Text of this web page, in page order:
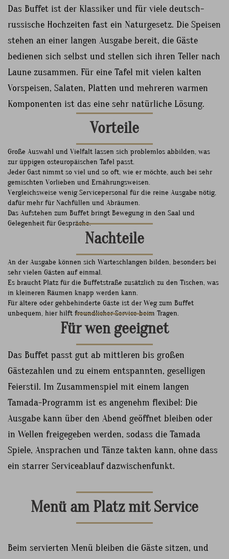
Das Buffet ist der Klassiker und für viele deutsch-
russische Hochzeiten fast ein Naturgesetz. Die Speisen
stehen an einer langen Ausgabe bereit, die Gäste
bedienen sich selbst und stellen sich ihren Teller nach
Laune zusammen. Für eine Tafel mit vielen kalten
Vorspeisen, Salaten, Platten und mehreren warmen
Komponenten ist das eine sehr natürliche Lösung.
Vorteile
Große Auswahl und Vielfalt lassen sich problemlos abbilden, was
zur üppigen osteuropäischen Tafel passt.
Jeder Gast nimmt so viel und so oft, wie er möchte, auch bei sehr
gemischten Vorlieben und Ernährungsweisen.
Vergleichsweise wenig Servicepersonal für die reine Ausgabe nötig,
dafür mehr für Nachfüllen und Abräumen.
Das Aufstehen zum Buffet bringt Bewegung in den Saal und
Gelegenheit für Gespräche.
Nachteile
An der Ausgabe können sich Warteschlangen bilden, besonders bei
sehr vielen Gästen auf einmal.
Es braucht Platz für die Buffetstraße zusätzlich zu den Tischen, was
in kleineren Räumen knapp werden kann.
Für ältere oder gehbehinderte Gäste ist der Weg zum Buffet
unbequem, hier hilft freundlicher Service beim Tragen.
Für wen geeignet
Das Buffet passt gut ab mittleren bis großen
Gästezahlen und zu einem entspannten, geselligen
Feierstil. Im Zusammenspiel mit einem langen
Tamada-Programm ist es angenehm flexibel: Die
Ausgabe kann über den Abend geöffnet bleiben oder
in Wellen freigegeben werden, sodass die Tamada
Spiele, Ansprachen und Tänze takten kann, ohne dass
ein starrer Serviceablauf dazwischenfunkt.
Menü am Platz mit Service
Beim servierten Menü bleiben die Gäste sitzen, und